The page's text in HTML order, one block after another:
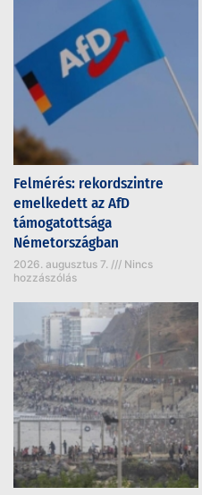
Felmérés: rekordszintre
emelkedett az AfD
támogatottsága
Németországban
2026. augusztus 7.
Nincs
hozzászólás